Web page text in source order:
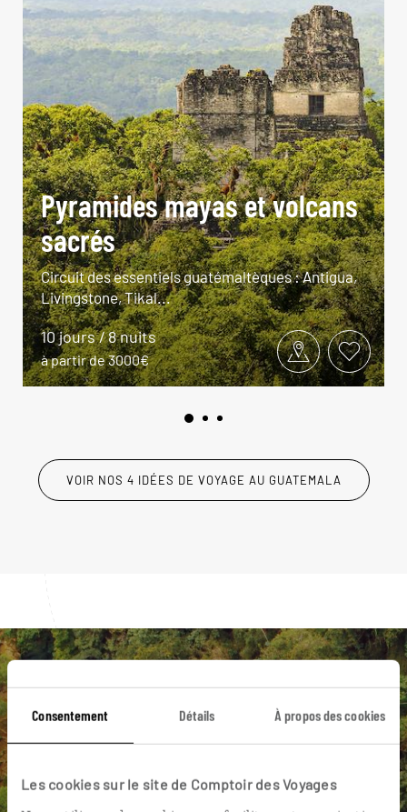
Consentement Détails À propos des cookies
Les cookies sur le site de Comptoir des Voyages
Pyramides mayas et volcans
sacrés
Circuit des essentiels guatémaltèques : Antigua,
Livingstone, Tikal...
10 jours / 8 nuits
à partir de 3000€
VOIR NOS 4 IDÉES DE VOYAGE AU GUATEMALA
Luciole,
l'appli qui vous guide au
Guatemala
L’itinéraire vers votreposadaen 1